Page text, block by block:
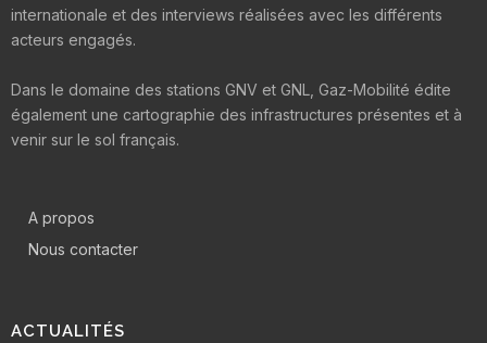
internationale et des interviews réalisées avec les différents
acteurs engagés.
Dans le domaine des stations GNV et GNL, Gaz-Mobilité édite
également une cartographie des infrastructures présentes et à
venir sur le sol français.
A propos
Nous contacter
ACTUALITÉS